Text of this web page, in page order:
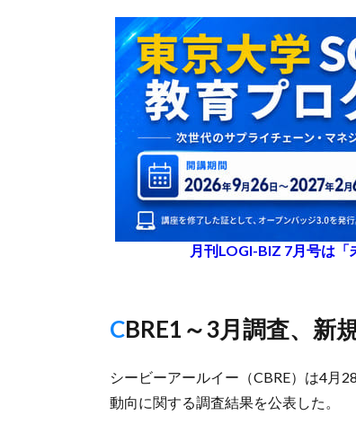
月刊LOGI-BIZ 7月号は
CBRE1～3月調査、
シービーアールイー（CBRE）は4月
動向に関する調査結果を公表した。